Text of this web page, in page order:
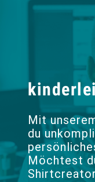
Mit
du
Möchtest